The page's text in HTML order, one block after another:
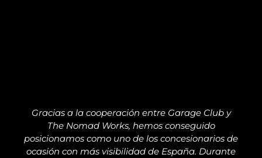
Gracias a la cooperación entre Garage Club y
The Nomad Works, hemos conseguido
posicionamos como uno de los concesionarios de
ocasión con más visibilidad de España. Durante